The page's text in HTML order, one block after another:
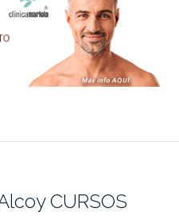
CURSOS